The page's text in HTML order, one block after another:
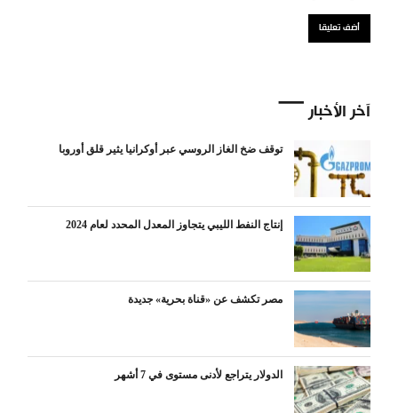
آخر الأخبار
توقف ضخ الغاز الروسي عبر أوكرانيا يثير قلق أوروبا
إنتاج النفط الليبي يتجاوز المعدل المحدد لعام 2024
مصر تكشف عن «قناة بحرية» جديدة
الدولار يتراجع لأدنى مستوى في 7 أشهر